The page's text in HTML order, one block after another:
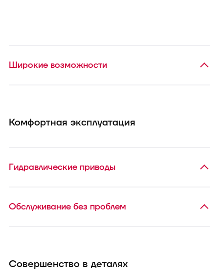
Широкие возможности
Комфортная эксплуатация
Гидравлические приводы
Обслуживание без проблем
Совершенство в деталях